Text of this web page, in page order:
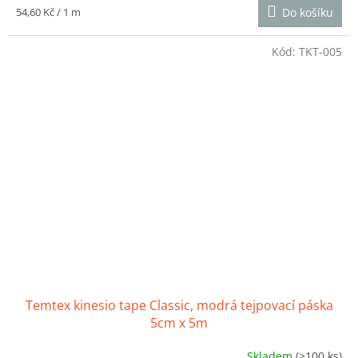
je
4,4
z
Měrná
54,60 Kč / 1 m Do košíku
Temtex kinesio tape Classic, modrá tejpovací páska
5cm x 5m
Kód: TKT-005